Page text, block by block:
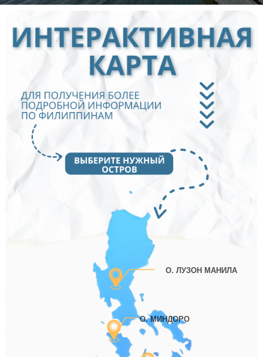
О. ЛУЗОН МАНИЛА
О. МИНДОРО